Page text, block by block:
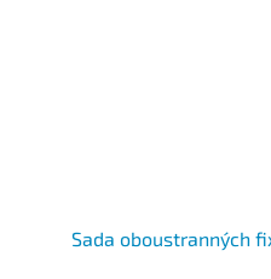
Sada oboustranných